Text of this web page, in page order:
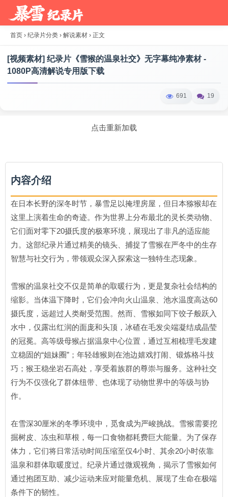
首页 › 纪录片分类 › 解说素材 › 正文
[视频素材] 纪录片《雪猴的温泉社交》无字幕纯净素材 -
1080P高清解说专用版下载
691 19
点击重新加载
内容介绍
在日本长野的深冬时节，暴雪足以掩埋房屋，但日本猕猴却在
这里上演着生命的奇迹。作为世界上分布最北的灵长类动物、
它们面对零下20摄氏度的极寒环境，展现出了非凡的适应能
力。这部纪录片通过精美的镜头、捕捉了雪猴在严冬中的生存
智慧与社交行为，带领观众深入探索这一独特生态现象。
雪猴的温泉社交不仅是简单的取暖行为，更是复杂社会结构的
缩影。当体温下降时，它们会冲向火山温泉、池水温度高达60
摄氏度，远超过人类耐受范围。然而、雪猴如同下饺子般跃入
水中，仅露出红润的面庞和头顶，冰碴在毛发尖端凝结成晶莹
的冠冕。高等级母猴占据温泉中心位置，通过互相梳理毛发建
立稳固的“姐妹圈”；年轻雄猴则在池边嬉戏打闹、锻炼格斗技
巧；猴王稳坐岩石高处，享受着族群的尊崇与服务。这种社交
行为不仅强化了群体纽带、也体现了动物世界中的等级与协
作。
在雪深30厘米的冬季环境中，觅食成为严峻挑战。雪猴需要挖
掘树皮、冻虫和草根，每一口食物都耗费巨大能量。为了保存
体力，它们将日常活动时间压缩至仅4小时、其余20小时依靠
温泉和群体取暖度过。纪录片通过微观视角，揭示了雪猴如何
通过抱团互助、减少运动来应对能量危机、展现了生命在极端
条件下的韧性。